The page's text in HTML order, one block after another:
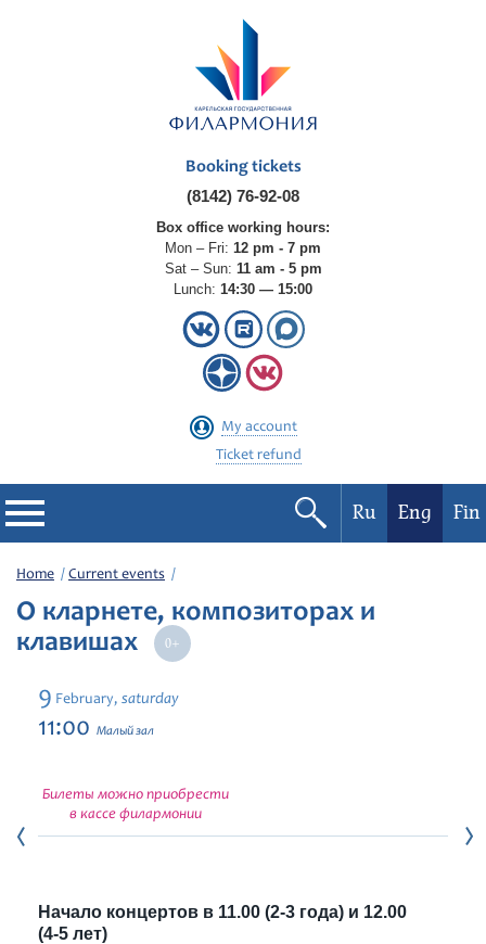
Booking tickets
(8142) 76-92-08
Box office working hours:
Mon – Fri: 12 pm - 7 pm
Sat – Sun: 11 am - 5 pm
Lunch: 14:30 — 15:00
My account
Ticket refund
Philharmonic
Current events
Festivals
Ru Eng Fin
Home Current events
О кларнете, композиторах и
клавишах
9 February, saturday
11:00 Малый зал
Билеты можно приобрести
в кассе филармонии
Начало концертов в 11.00 (2-3 года) и 12.00
(4-5 лет)